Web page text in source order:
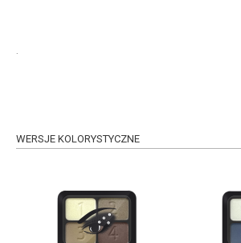
.
WERSJE KOLORYSTYCZNE